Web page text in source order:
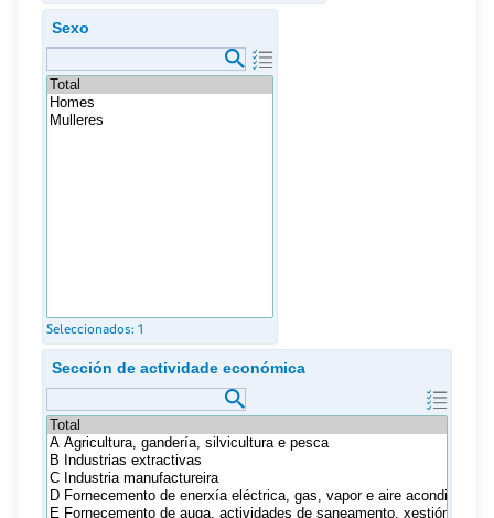
Sexo
Seleccionados: 1
Sección de actividade económica